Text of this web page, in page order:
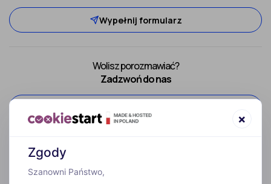
Wypełnij formularz
Wolisz porozmawiać?
Zadzwoń do nas
Zgody
×
Szanowni Państwo,